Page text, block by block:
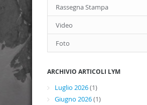
Rassegna Stampa
Video
Foto
ARCHIVIO ARTICOLI LYM
Luglio 2026(1)
Giugno 2026(1)